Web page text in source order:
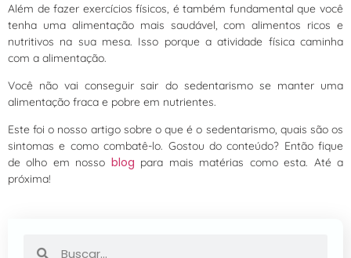
Além de fazer exercícios físicos, é também fundamental que você
tenha uma alimentação mais saudável, com alimentos ricos e
nutritivos na sua mesa. Isso porque a atividade física caminha
com a alimentação.
Você não vai conseguir sair do sedentarismo se manter uma
alimentação fraca e pobre em nutrientes.
Este foi o nosso artigo sobre o que é o sedentarismo, quais são os
sintomas e como combatê-lo. Gostou do conteúdo? Então fique
de olho em nosso blog para mais matérias como esta. Até a
próxima!